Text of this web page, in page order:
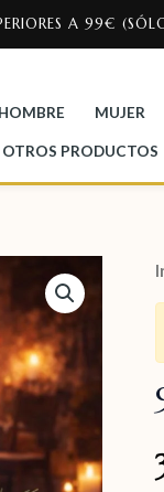
A 99€
HOMBRE MUJER
OTROS PRODUCTOS